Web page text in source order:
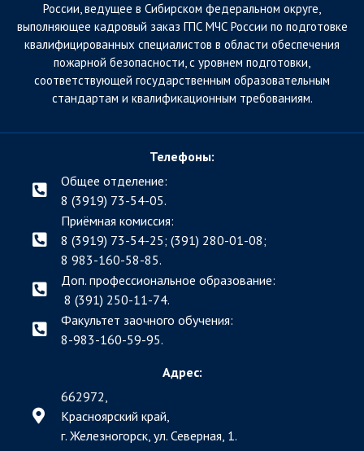
России, ведущее в Сибирском федеральном округе,
выполняющее кадровый заказ ГПС МЧС России по подготовке
квалифицированных специалистов в области обеспечения
пожарной безопасности, с уровнем подготовки,
соответствующей государственным образовательным
стандартам и квалификационным требованиям.
Телефоны:
Общее отделение:
8 (3919) 73-54-05.
Приёмная комиссия:
8 (3919) 73-54-25; (391) 280-01-08;
8 983-160-58-85.
Доп. профессиональное образование:
8 (391) 250-11-74.
Факультет заочного обучения:
8-983-160-59-95.
Адрес:
662972,
Красноярский край,
г. Железногорск, ул. Северная, 1.